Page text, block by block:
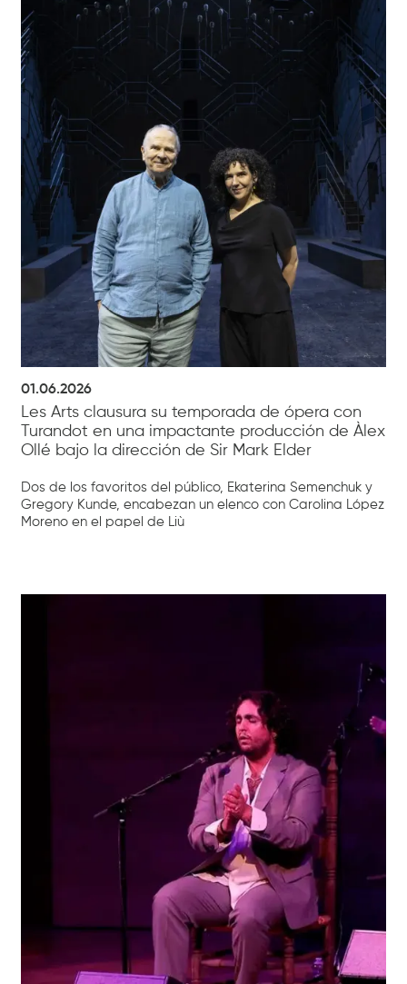
01.06.2026
Les Arts clausura su temporada de ópera con
Turandot en una impactante producción de Àlex
Ollé bajo la dirección de Sir Mark Elder
Dos de los favoritos del público, Ekaterina Semenchuk y
Gregory Kunde, encabezan un elenco con Carolina López
Moreno en el papel de Liù